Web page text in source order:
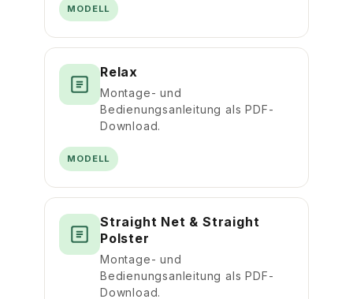
MODELL
Relax
Montage- und
Bedienungsanleitung als PDF-
Download.
MODELL
Straight Net & Straight
Polster
Montage- und
Bedienungsanleitung als PDF-
Download.